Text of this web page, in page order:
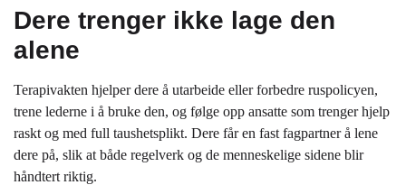
Dere trenger ikke lage den
alene
Terapivakten hjelper dere å utarbeide eller forbedre ruspolicyen,
trene lederne i å bruke den, og følge opp ansatte som trenger hjelp
raskt og med full taushetsplikt. Dere får en fast fagpartner å lene
dere på, slik at både regelverk og de menneskelige sidene blir
håndtert riktig.